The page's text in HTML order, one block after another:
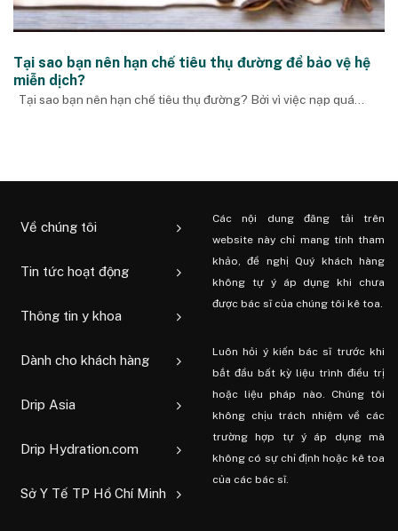
Tại sao bạn nên hạn chế tiêu thụ đường để bảo vệ hệ
miễn dịch?
Tại sao bạn nên hạn chế tiêu thụ đường? Bởi vì việc nạp quá...
Về chúng tôi
Tin tức hoạt động
Thông tin y khoa
Dành cho khách hàng
Drip Asia
Drip Hydration.com
Sở Y Tế TP Hồ Chí Minh
Các nội dung đăng tải trên
website này chỉ mang tính tham
khảo, đề nghị Quý khách hàng
không tự ý áp dụng khi chưa
được bác sĩ của chúng tôi kê toa.
Luôn hỏi ý kiến ​​bác sĩ trước khi
bắt đầu bất kỳ liệu trình điều trị
hoặc liệu pháp nào. Chúng tôi
không chịu trách nhiệm về các
trường hợp tự ý áp dụng mà
không có sự chỉ định hoặc kê toa
của các bác sĩ.